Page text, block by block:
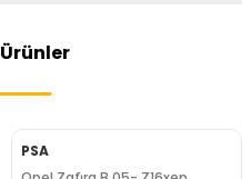
Ürünler
PSA